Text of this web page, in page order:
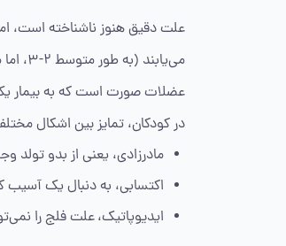
علت دقیق هنوز ناشناخته است،
عضلات صورت است که به بیمار
در کودکان، تمایز بین اشکال
مادرزادی، یعنی از بدو تولد
اکتسابی، به دنبال یک آسیب‌
ایدیوپاتیک، علت فلج را